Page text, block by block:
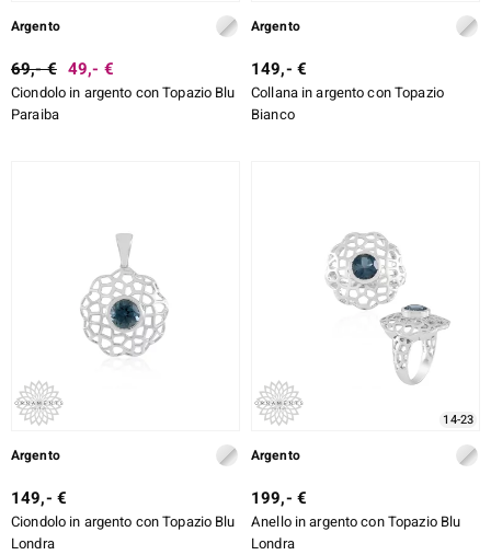
Argento
69,- € 49,- €
Ciondolo in argento con Topazio Blu
Paraiba
Argento
149,- €
Collana in argento con Topazio
Bianco
Argento
149,- €
Ciondolo in argento con Topazio Blu
Londra
14-23
Argento
199,- €
Anello in argento con Topazio Blu
Londra